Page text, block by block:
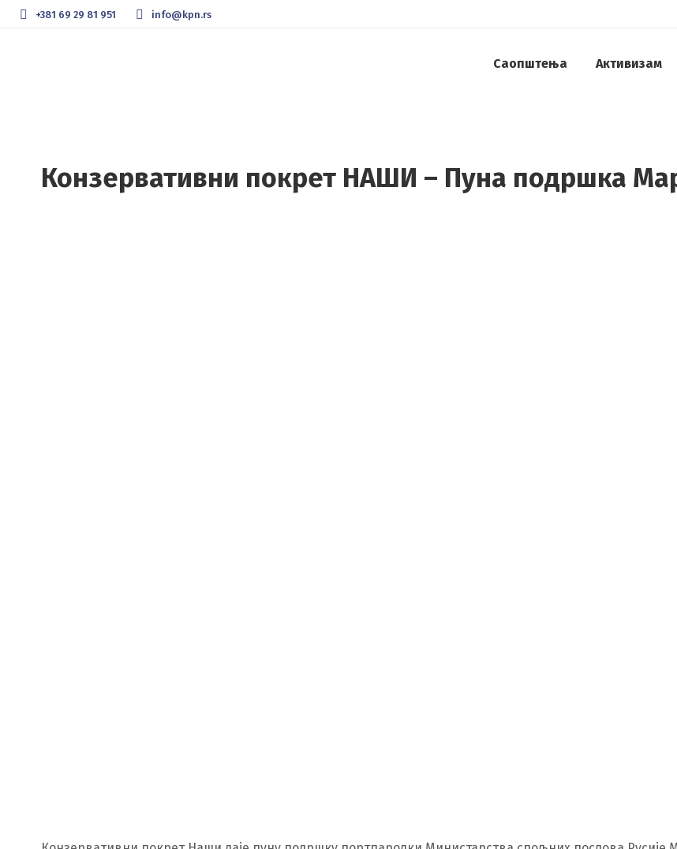
+381 69 29 81 951 info@kpn.rs
Саопштења Активизам
Конзервативни покрет НАШИ – Пуна подршка